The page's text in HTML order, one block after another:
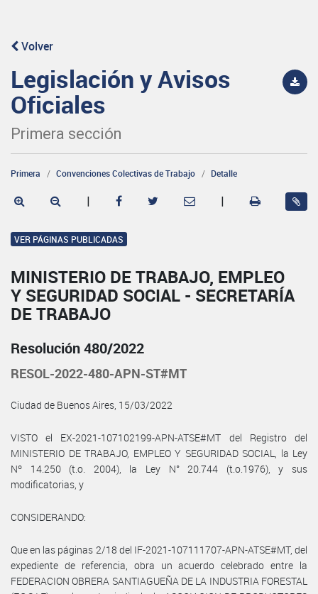
Volver
Legislación y Avisos
Oficiales
Primera sección
Primera Convenciones Colectivas de Trabajo Detalle
| |
VER PÁGINAS PUBLICADAS
MINISTERIO DE TRABAJO, EMPLEO
Y SEGURIDAD SOCIAL - SECRETARÍA
DE TRABAJO
Resolución 480/2022
RESOL-2022-480-APN-ST#MT
Ciudad de Buenos Aires, 15/03/2022
VISTO el EX-2021-107102199-APN-ATSE#MT del Registro del
MINISTERIO DE TRABAJO, EMPLEO Y SEGURIDAD SOCIAL, la Ley
Nº 14.250 (t.o. 2004), la Ley N° 20.744 (t.o.1976), y sus
modificatorias, y
CONSIDERANDO:
Que en las páginas 2/18 del IF-2021-107111707-APN-ATSE#MT, del
expediente de referencia, obra un acuerdo celebrado entre la
FEDERACION OBRERA SANTIAGUEÑA DE LA INDUSTRIA FORESTAL